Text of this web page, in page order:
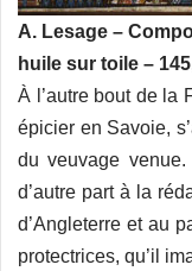
A. Lesage –
huile sur toile –
À l’autre bout de la
épicier en Savoie,
du veuvage
d’autre part à la
d’Angleterre et au
protectrices, qu’il